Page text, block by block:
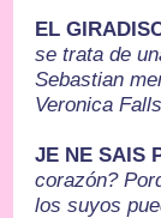
EL
se trata de
Sebastian
Veronica
JE NE SAIS
corazón?
los suyos